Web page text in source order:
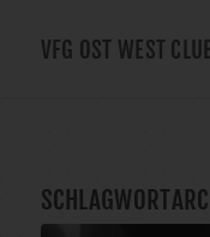
VFG OST WEST